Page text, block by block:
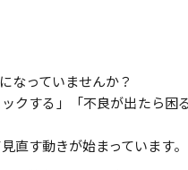
なっていませんか？
クする」「不良が出たら困
直す動きが始まっています。